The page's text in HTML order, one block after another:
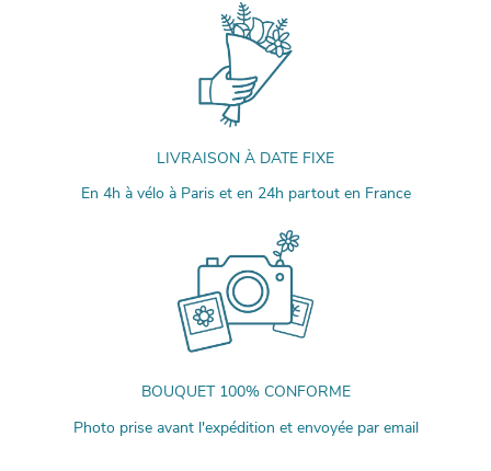
LIVRAISON À DATE FIXE
En 4h à vélo à Paris et en 24h partout en France
BOUQUET 100% CONFORME
Photo prise avant l'expédition et envoyée par email